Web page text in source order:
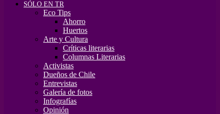
SÓLO EN TR
Eco Tips
Ahorro
Huertos
Arte y Cultura
Críticas literarias
Columnas Literarias
Activistas
Dueños de Chile
Entrevistas
Galería de fotos
Infografías
Opinión